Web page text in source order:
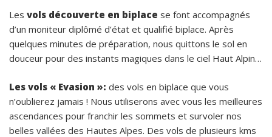
Les vols découverte en biplace se font accompagnés
d’un moniteur diplômé d’état et qualifié biplace. Après
quelques minutes de préparation, nous quittons le sol en
douceur pour des instants magiques dans le ciel Haut Alpin…
Les vols « Evasion »: des vols en biplace que vous
n’oublierez jamais ! Nous utiliserons avec vous les meilleures
ascendances pour franchir les sommets et survoler nos
belles vallées des Hautes Alpes. Des vols de plusieurs kms